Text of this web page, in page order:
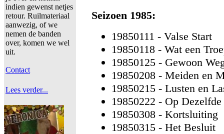
indien gewenst netjes
retour. Ruilmateriaal
aanwezig, of we
nemen de banden
over, komen we wel
uit.
Contact
Lees verder...
Seizoen 1985:
19850111 - Valse Start
19850118 - Wat een
19850125 - Gewoon
19850208 - Meiden en
19850215 - Lusten en
19850222 - Op
19850308 - Kortsluiting
19850315 - Het Besluit